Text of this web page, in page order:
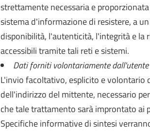
strettamente necessaria e
sistema d'informazione di resistere, a
disponibilità, l'autenticità, l'integrità e la
accessibili tramite tali reti e sistemi.
Dati forniti volontariamente dall'utente
L'invio facoltativo, esplicito e volontario
dell'indirizzo del mittente, necessario
che tale trattamento sarà improntato ai
Specifiche informative di sintesi